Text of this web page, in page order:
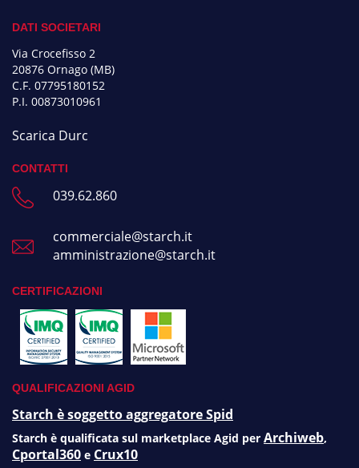
DATI SOCIETARI
Via Crocefisso 2
20876 Ornago (MB)
C.F. 07795180152
P.I. 00873010961
Scarica Durc
CONTATTI
039.62.860
commerciale@starch.it
amministrazione@starch.it
CERTIFICAZIONI
QUALIFICAZIONI AGID
Starch è soggetto aggregatore Spid
Starch è qualificata sul marketplace Agid per Archiweb,
Cportal360 e Crux10